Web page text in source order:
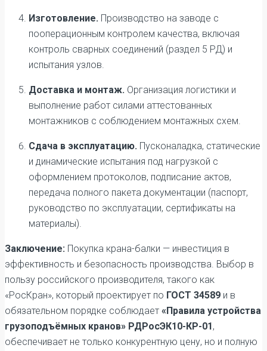
Изготовление. Производство на заводе с
пооперационным контролем качества, включая
контроль сварных соединений (раздел 5 РД) и
испытания узлов.
Доставка и монтаж. Организация логистики и
выполнение работ силами аттестованных
монтажников с соблюдением монтажных схем.
Сдача в эксплуатацию. Пусконаладка, статические
и динамические испытания под нагрузкой с
оформлением протоколов, подписание актов,
передача полного пакета документации (паспорт,
руководство по эксплуатации, сертификаты на
материалы).
Заключение: Покупка крана-балки — инвестиция в
эффективность и безопасность производства. Выбор в
пользу российского производителя, такого как
«РосКран», который проектирует по ГОСТ 34589 и в
обязательном порядке соблюдает «Правила устройства
грузоподъёмных кранов» РДРосЭК10-КР-01,
обеспечивает не только конкурентную цену, но и полную